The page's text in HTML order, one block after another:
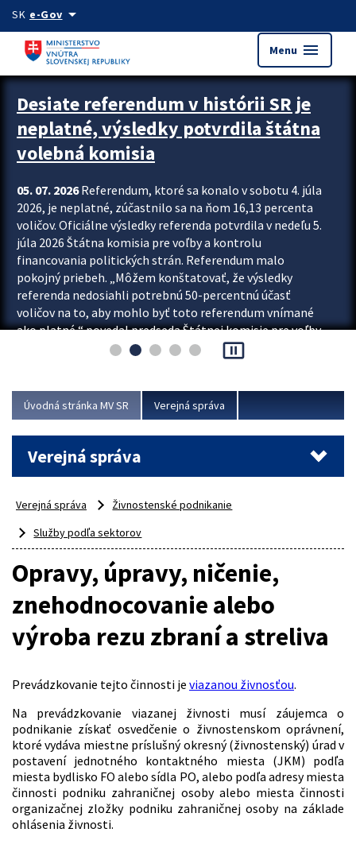
Preskocit na hlavný obsah
SK e-Govarrow_drop_down
Menu menu
Zastavit automatický posun upútavok
Desiate referendum v histórii SR je
neplatné, výsledky potvrdila štátna
volebná komisia
05. 07. 2026Referendum, ktoré sa konalo v sobotu 4. júla
2026, je neplatné, zúčastnilo sa na ňom 16,13 percenta
voličov. Oficiálne výsledky referenda potvrdila v nedeľu 5.
júla 2026 Štátna komisia pre voľby a kontrolu
financovania politických strán. Referendum malo
pokojný priebeh. „Môžem konštatovať, že výsledky
referenda nedosiahli potrebnú 50-percentnú účasť
voličov na to, aby mohlo byť toto referendum vnímané
ako platné,“ povedal predseda Štátnej komisie pre voľby
a kontrolu financovania politických...
pause_presentation
Úvodná stránka MV SR Verejná správa
Verejná správa
Verejná správa
Živnostenské podnikanie
Služby podľa sektorov
Opravy, úpravy, ničenie,
znehodnocovanie alebo
výroba rezu zbraní a streliva
Prevádzkovanie tejto činnosti je viazanou živnosťou.
Na prevádzkovanie viazanej živnosti musí záujemca o
podnikanie získať osvedčenie o živnostenskom oprávnení,
ktoré vydáva miestne príslušný okresný (živnostenský) úrad v
postavení jednotného kontaktného miesta (JKM) podľa
miesta bydlisko FO alebo sídla PO, alebo podľa adresy miesta
činnosti podniku zahraničnej osoby alebo miesta činnosti
organizačnej zložky podniku zahraničnej osoby na základe
ohlásenia živnosti.